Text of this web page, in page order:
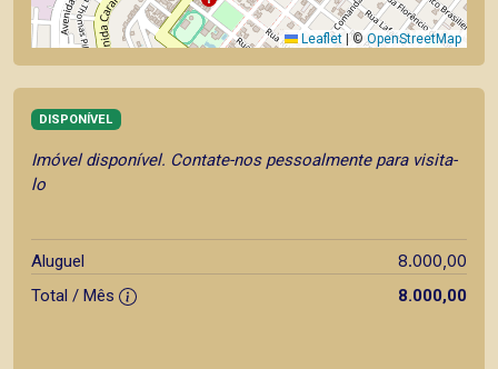
Leaflet ©OpenStreetMap
DISPONÍVEL
Imóvel disponível. Contate-nos pessoalmente para visita-
lo
Aluguel 8.000,00
Total / Mês 8.000,00